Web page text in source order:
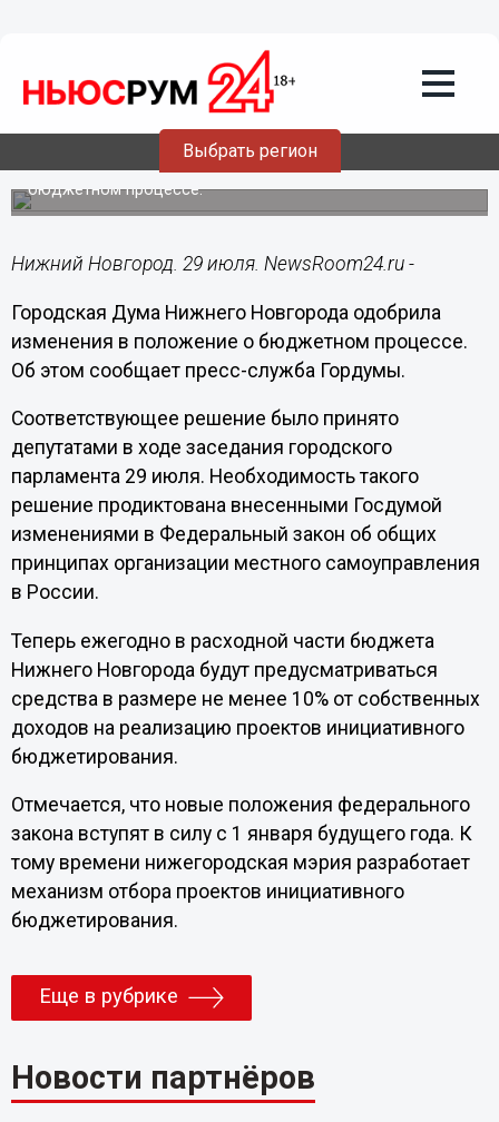
Выбрать регион
Средства на инициативное
бюджетирование появятся в бюджете
Нижнего Новгорода
Гордума одобрила внесение изменений в положение о
бюджетном процессе.
Нижний Новгород. 29 июля. NewsRoom24.ru -
Городская Дума Нижнего Новгорода одобрила
изменения в положение о бюджетном процессе.
Об этом сообщает пресс-служба Гордумы.
Соответствующее решение было принято
депутатами в ходе заседания городского
парламента 29 июля. Необходимость такого
решение продиктована внесенными Госдумой
изменениями в Федеральный закон об общих
принципах организации местного самоуправления
в России.
Теперь ежегодно в расходной части бюджета
Нижнего Новгорода будут предусматриваться
средства в размере не менее 10% от собственных
доходов на реализацию проектов инициативного
бюджетирования.
Отмечается, что новые положения федерального
закона вступят в силу с 1 января будущего года. К
тому времени нижегородская мэрия разработает
механизм отбора проектов инициативного
бюджетирования.
Еще в рубрике
Новости партнёров